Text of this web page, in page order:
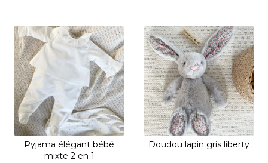
Pyjama élégant bébé
mixte 2 en 1
Doudou lapin gris liberty